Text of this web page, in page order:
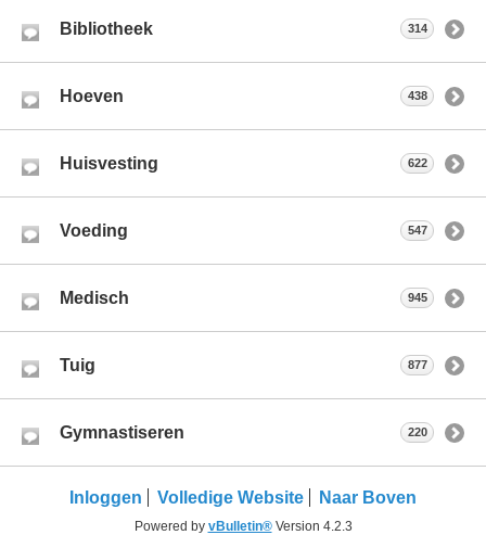
Bibliotheek 314
Hoeven 438
Huisvesting 622
Voeding 547
Medisch 945
Tuig 877
Gymnastiseren 220
Inloggen Volledige Website Naar Boven
Powered by vBulletin®Version 4.2.3